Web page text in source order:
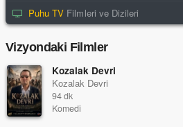
Puhu TV Filmleri ve Dizileri
Vizyondaki Filmler
Kozalak Devri
Kozalak Devri
94 dk
Komedi